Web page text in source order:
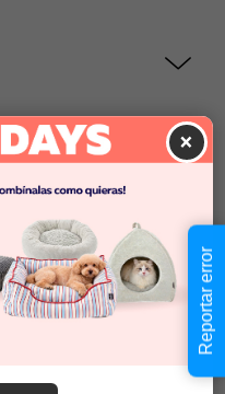
Cantidad:
Información de envío
×
Reportar error